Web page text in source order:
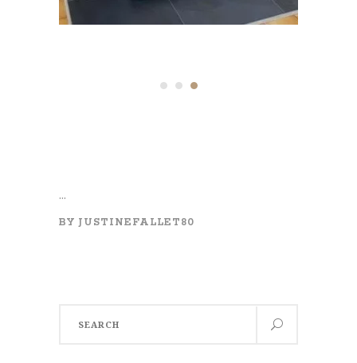
...
BY JUSTINEFALLET80